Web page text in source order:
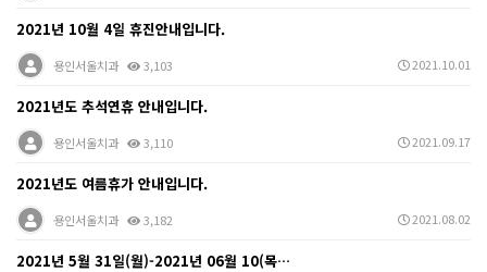
2021년 10월 4일 휴진안내입니다.
용인서울치과 3,103 2021.10.01
2021년도 추석연휴 안내입니다.
용인서울치과 3,110 2021.09.17
2021년도 여름휴가 안내입니다.
용인서울치과 3,182 2021.08.02
2021년 5월 31일(월)-2021년 06월 10(목…